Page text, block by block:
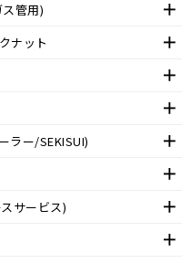
管用)
ナット
ーラー/SEKISUI)
サービス)